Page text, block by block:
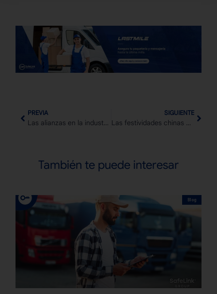
PREVIA
Las alianzas en la industria naviera y la disolución del 2M
SIGUIENTE
Las festividades chinas que más afectan la logística internacional en temporada alta
También te puede interesar
Blog